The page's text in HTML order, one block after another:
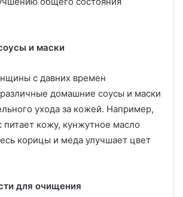
и маски
с давних времен
домашние соусы и маски
ухода за кожей. Например,
питает кожу, кунжутное масло
корицы и меда улучшает цвет
для очищения